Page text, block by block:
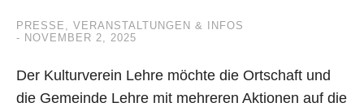
PRESSE , VERANSTALTUNGEN & INFOS
NOVEMBER 2, 2025
Der Kulturverein Lehre möchte die Ortschaft und
die Gemeinde Lehre mit mehreren Aktionen auf die